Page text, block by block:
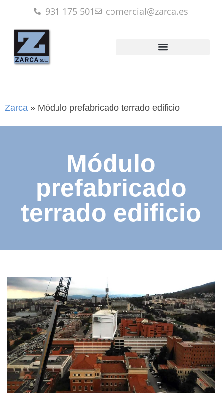
931 175 501 comercial@zarca.es
Zarca » Módulo prefabricado terrado edificio
Módulo
prefabricado
terrado edificio